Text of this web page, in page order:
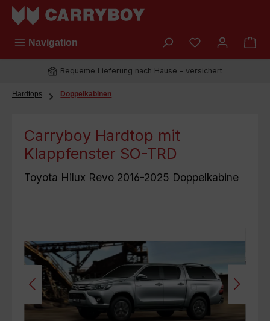
Zum Hauptinhalt springen
Navigation Du hast 0
Bequeme Lieferung nach Hause – versichert
Hardtops Doppelkabinen
Carryboy Hardtop mit
Klappfenster SO-TRD
Toyota Hilux Revo 2016-2025 Doppelkabine